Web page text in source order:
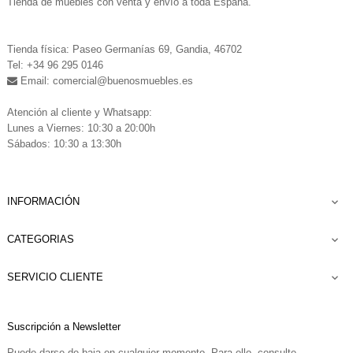
Tienda física: Paseo Germanías 69, Gandia, 46702
Tel: +34 96 295 0146
Email: comercial@buenosmuebles.es
Atención al cliente y Whatsapp:
Lunes a Viernes: 10:30 a 20:00h
Sábados: 10:30 a 13:30h
INFORMACIÓN 
CATEGORIAS 
SERVICIO CLIENTE 
Suscripción a Newsletter